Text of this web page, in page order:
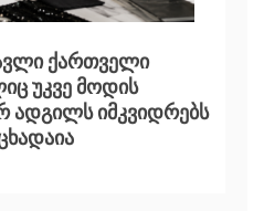
ქართველი
უკვე მოდის
ადგილს იმკვიდრებს